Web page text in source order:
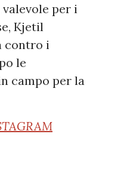
per i
Kjetil
contro i
le
campo per la